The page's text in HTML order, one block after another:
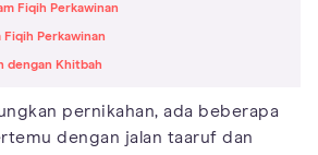
Fiqih Perkawinan
Fiqih Perkawinan
dengan Khitbah
pernikahan, ada beberapa
dengan jalan taaruf dan